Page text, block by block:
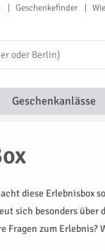
Geschenkefinder
Geschenkanlässe
diese Erlebnisbox
sich besonders über
Fragen zum Erlebnis?